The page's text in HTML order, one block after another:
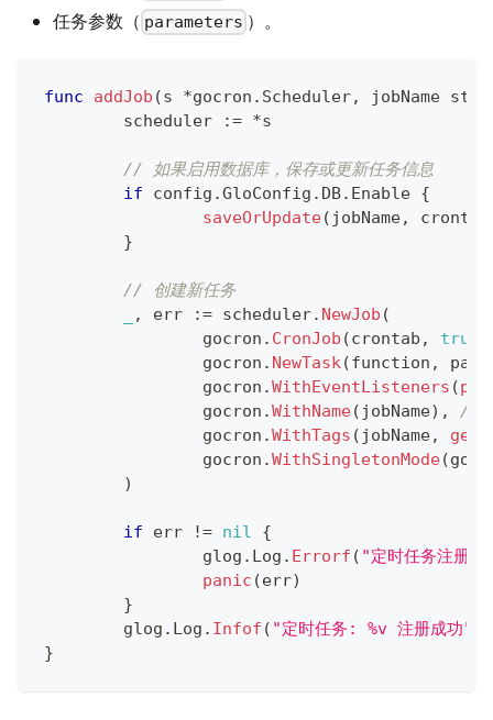
任务参数（ parameters ）。
func addJob (s *gocron . Scheduler, jobName
	scheduler
:= *s
// 如果启用数据库，保存或更新任务信息
if config .GloConfig . DB. Enable {
saveOrUpdate( jobName, crontab
}
// 创建新任务
, err := scheduler. NewJob (
		gocron
. CronJob (crontab , true
		gocron
. NewTask(function ,
		gocron
.WithEventListeners (
		gocron
.WithName( jobName) ,
//
		gocron
.WithTags ( jobName,
		gocron
.WithSingletonMode(
)
if err != nil
{
		glog
. Log . Errorf ( "定时任务注册
panic (err)
}
	glog
. Log . Infof ( "定时任务: %v 注册成功"
}